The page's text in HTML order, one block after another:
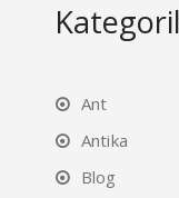
Ant
Antika
Blog